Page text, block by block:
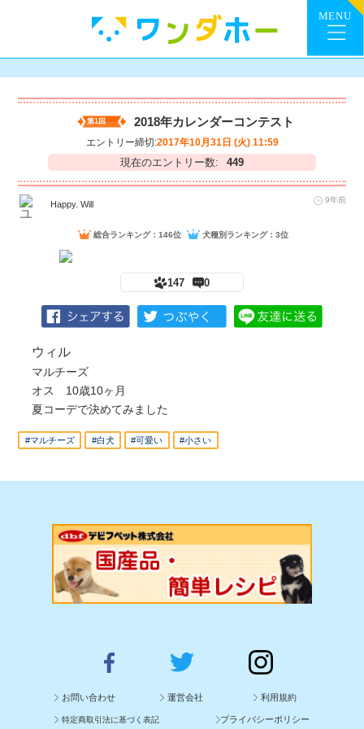
第1回 2018年カレンダーコンテスト
エントリー締切:2017年10月31日 (火) 11:59
現在のエントリー数: 449
Happy. Will 9年前
総合ランキング：146位 犬種別ランキング：3位
147 0
ウィル
マルチーズ
オス 10歳10ヶ月
夏コーデで決めてみました
#マルチーズ #白犬 #可愛い #小さい
お問い合わせ 運営会社 利用規約
特定商取引法に基づく表記 プライバシーポリシー